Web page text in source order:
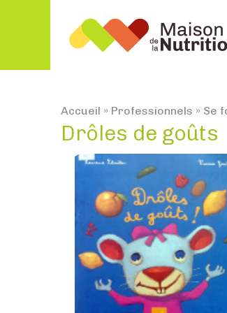
Accueil » Professionnels » Se
Drôles de goûts